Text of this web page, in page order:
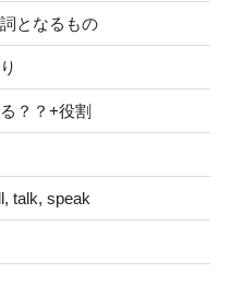
となるもの
？？+役割
talk, speak